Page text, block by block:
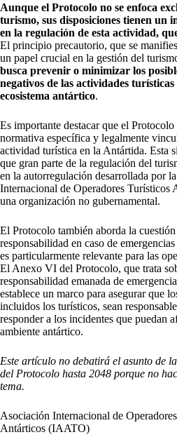
Aunque el Protocolo no se enfoca
turismo, sus disposiciones tienen un
en la regulación de esta actividad,
El principio precautorio, que se
un papel crucial en la gestión del
busca prevenir o minimizar los
negativos de las actividades
ecosistema antártico.
Es importante destacar que el
normativa específica y legalmente
actividad turística en la Antártida. Esta
que gran parte de la regulación del
en la autorregulación desarrollada por
Internacional de Operadores
una organización no gubernamental.
El Protocolo también aborda la cuestión
responsabilidad en caso de
es particularmente relevante para las
El Anexo VI del Protocolo, que trata
responsabilidad emanada de
establece un marco para asegurar que
incluidos los turísticos, sean
responder a los incidentes que puedan
ambiente antártico.
Este artículo no debatirá el asunto de
del Protocolo hasta 2048 porque no
tema.
Asociación Internacional de
Antárticos (IAATO)